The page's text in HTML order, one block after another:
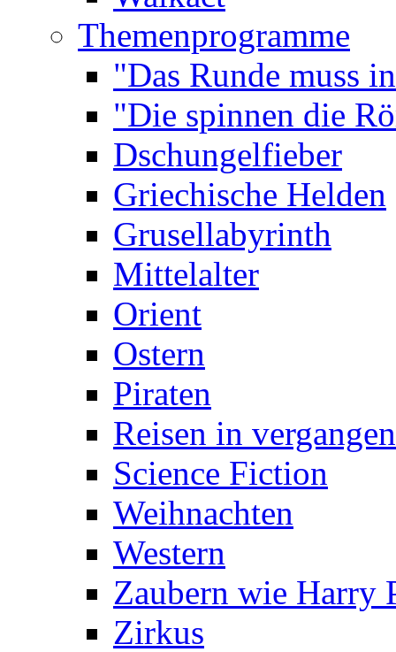
Themenprogramme
"Das Runde muss
"Die spinnen die
Dschungelfieber
Griechische Helden
Grusellabyrinth
Mittelalter
Orient
Ostern
Piraten
Reisen in
Science Fiction
Weihnachten
Western
Zaubern wie Harry
Zirkus